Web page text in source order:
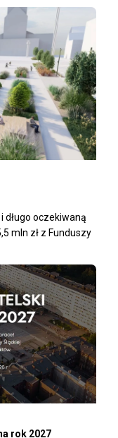
długo oczekiwaną
mln zł z Funduszy
rok 2027